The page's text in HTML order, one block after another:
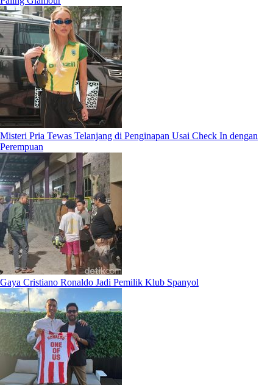
Misteri Pria Tewas Telanjang di Penginapan Usai Check In dengan
Perempuan
Gaya Cristiano Ronaldo Jadi Pemilik Klub Spanyol